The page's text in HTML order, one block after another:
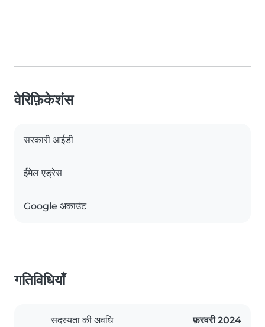
वेरिफ़िकेशंस
सरकारी आईडी
ईमेल एड्रेस
Google अकाउंट
गतिविधियाँ
सदस्यता की अवधि फ़रवरी 2024